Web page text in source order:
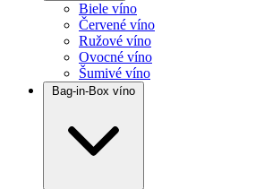
Biele víno
Červené víno
Ružové víno
Ovocné víno
Šumivé víno
Bag-in-Box víno